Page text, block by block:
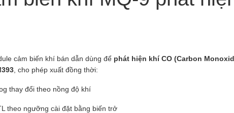
cảm biến khí bán dẫn dùng để phát hiện khí CO (Carbon
, cho phép xuất đồng thời:
thay đổi theo nồng độ khí
theo ngưỡng cài đặt bằng biến trở